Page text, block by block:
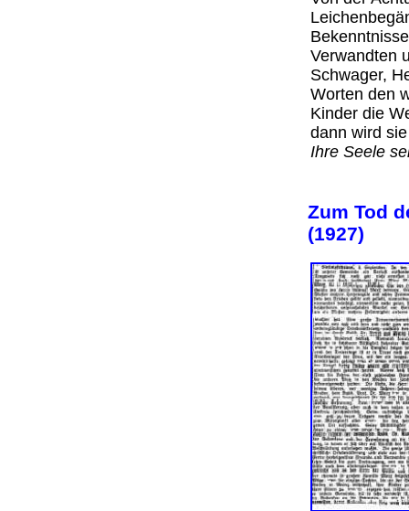
Verwandten
Schwager,
Worten den
Kinder die
dann wird
Ihre Seele
Zum Tod
(1927)